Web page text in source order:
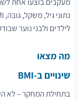
לילדים ולבני נוער
מה מצאו
שינויים ב-BMI